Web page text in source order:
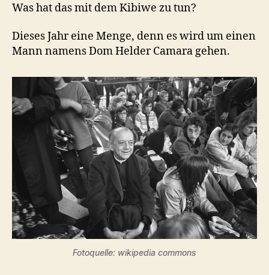
Was hat das mit dem Kibiwe zu tun?
Dieses Jahr eine Menge, denn es wird um einen
Mann namens Dom Helder Camara gehen.
Fotoquelle: wikipedia commons